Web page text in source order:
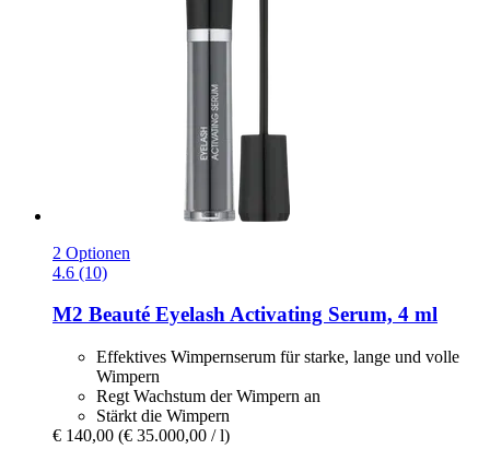
2 Optionen
4.6 (10)
M2 Beauté Eyelash Activating Serum, 4 ml
Effektives Wimpernserum für starke, lange und volle
Wimpern
Regt Wachstum der Wimpern an
Stärkt die Wimpern
€ 140,00 (€ 35.000,00 / l)